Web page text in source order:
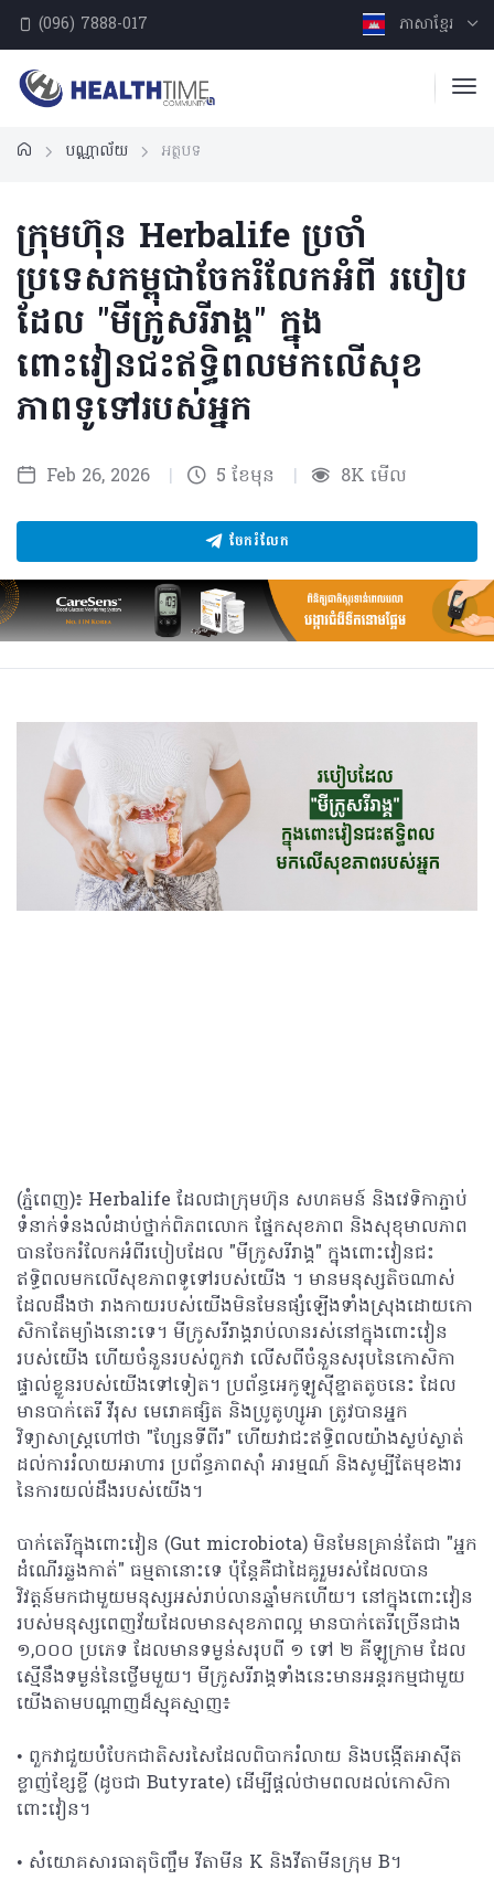
(096) 7888-017 ភាសាខ្មែរ
បណ្ណាល័យ អត្ថបទ
ក្រុមហ៊ុន Herbalife ប្រចាំ
ប្រទេសកម្ពុជាចែករំលែកអំពី របៀប
ដែល "មីក្រូសរីរាង្គ" ក្នុង
ពោះវៀនជះឥទ្ធិពលមកលើសុខ
ភាពទូទៅរបស់អ្នក
Feb 26, 2026 | 5 ខែមុន | 8K មើល
ចែករំលែក
(ភ្នំពេញ)៖ Herbalife ដែលជាក្រុមហ៊ុន សហគមន៍ និងវេទិកាភ្ជាប់
ទំនាក់ទំនងលំដាប់ថ្នាក់ពិភពលោក ផ្នែកសុខភាព និងសុខុមាលភាព
បានចែករំលែកអំពីរបៀបដែល "មីក្រូសរីរាង្គ" ក្នុងពោះវៀនជះ
ឥទ្ធិពលមកលើសុខភាពទូទៅរបស់យើង ។ មានមនុស្សតិចណាស់
ដែលដឹងថា រាងកាយរបស់យើងមិនមែនផ្សំឡើងទាំងស្រុងដោយកោ
សិកាតែម្យ៉ាងនោះទេ។ មីក្រូសរីរាង្គរាប់លានរស់នៅក្នុងពោះវៀន
របស់យើង ហើយចំនួនរបស់ពួកវា លើសពីចំនួនសរុបនៃកោសិកា
ផ្ទាល់ខ្លួនរបស់យើងទៅទៀត។ ប្រព័ន្ធអេកូឡូស៊ីខ្នាតតូចនេះ ដែល
មានបាក់តេរី វីរុស មេរោគផ្សិត និងប្រូតូហ្សូអា ត្រូវបានអ្នក
វិទ្យាសាស្ត្រហៅថា "ហ្សែនទីពីរ" ហើយវាជះឥទ្ធិពលយ៉ាងស្ងប់ស្ងាត់
ដល់ការរំលាយអាហារ ប្រព័ន្ធភាពស៊ាំ អារម្មណ៍ និងសូម្បីតែមុខងារ
នៃការយល់ដឹងរបស់យើង។
បាក់តេរីក្នុងពោះវៀន (Gut microbiota) មិនមែនគ្រាន់តែជា "អ្នក
ដំណើរឆ្លងកាត់" ធម្មតានោះទេ ប៉ុន្តែគឺជាដៃគូរួមរស់ដែលបាន
វិវត្តន៍មកជាមួយមនុស្សអស់រាប់លានឆ្នាំមកហើយ។ នៅក្នុងពោះវៀន
របស់មនុស្សពេញវ័យដែលមានសុខភាពល្អ មានបាក់តេរីច្រើនជាង
១,០០០ ប្រភេទ ដែលមានទម្ងន់សរុបពី ១ ទៅ ២ គីឡូក្រាម ដែល
ស្មើនឹងទម្ងន់នៃថ្លើមមួយ។ មីក្រូសរីរាង្គទាំងនេះមានអន្តរកម្មជាមួយ
យើងតាមបណ្តាញដ៏ស្មុគស្មាញ៖
• ពួកវាជួយបំបែកជាតិសរសៃដែលពិបាករំលាយ និងបង្កើតអាស៊ីត
ខ្លាញ់ខ្សែខ្លី (ដូចជា Butyrate) ដើម្បីផ្តល់ថាមពលដល់កោសិកា
ពោះវៀន។
• សំយោគសារធាតុចិញ្ចឹម វីតាមីន K និងវីតាមីនក្រុម B។